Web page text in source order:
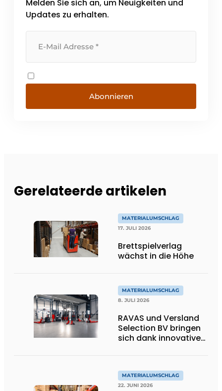
Melden Sie sich an, um Neuigkeiten und
Updates zu erhalten.
Abonnieren
Gerelateerde artikelen
MATERIALUMSCHLAG
17. JULI 2026
Brettspielverlag
wächst in die Höhe
MATERIALUMSCHLAG
8. JULI 2026
RAVAS und Versland
Selection BV bringen
sich dank innovativer
auf ein höheres
Niveau
MATERIALUMSCHLAG
22. JUNI 2026